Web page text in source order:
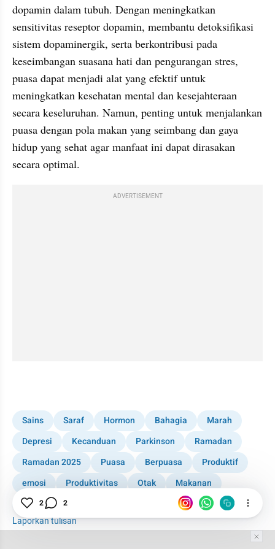
dopamin dalam tubuh. Dengan meningkatkan
sensitivitas reseptor dopamin, membantu detoksifikasi
sistem dopaminergik, serta berkontribusi pada
keseimbangan suasana hati dan pengurangan stres,
puasa dapat menjadi alat yang efektif untuk
meningkatkan kesehatan mental dan kesejahteraan
secara keseluruhan. Namun, penting untuk menjalankan
puasa dengan pola makan yang seimbang dan gaya
hidup yang sehat agar manfaat ini dapat dirasakan
secara optimal.
ADVERTISEMENT
Sains Saraf Hormon Bahagia
Marah
Depresi
Kecanduan Parkinson
Ramadan
Ramadan 2025
Puasa Berpuasa
Produktif
emosi
Produktivitas Otak
Makanan
Menu Buka Puasa
Laporkan tulisan
2 2